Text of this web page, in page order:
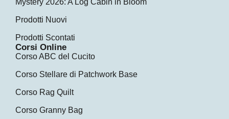
Mystery 2026: A Log Cabin in Bloom
Prodotti Nuovi
Prodotti Scontati
Corsi Online
Corso ABC del Cucito
Corso Stellare di Patchwork Base
Corso Rag Quilt
Corso Granny Bag